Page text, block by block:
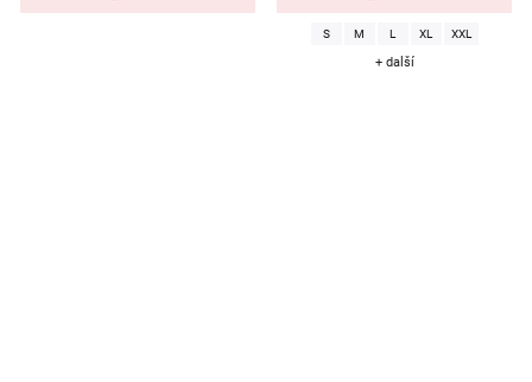
S M L XL XXL
+ další